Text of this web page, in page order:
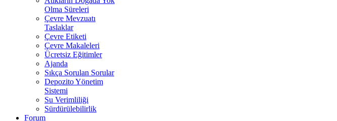
Olma Süreleri
Çevre Mevzuatı
Taslaklar
Çevre Etiketi
Çevre Makaleleri
Ücretsiz Eğitimler
Ajanda
Sıkça Sorulan Sorular
Depozito Yönetim
Sistemi
Su Verimliliği
Sürdürülebilirlik
Forum